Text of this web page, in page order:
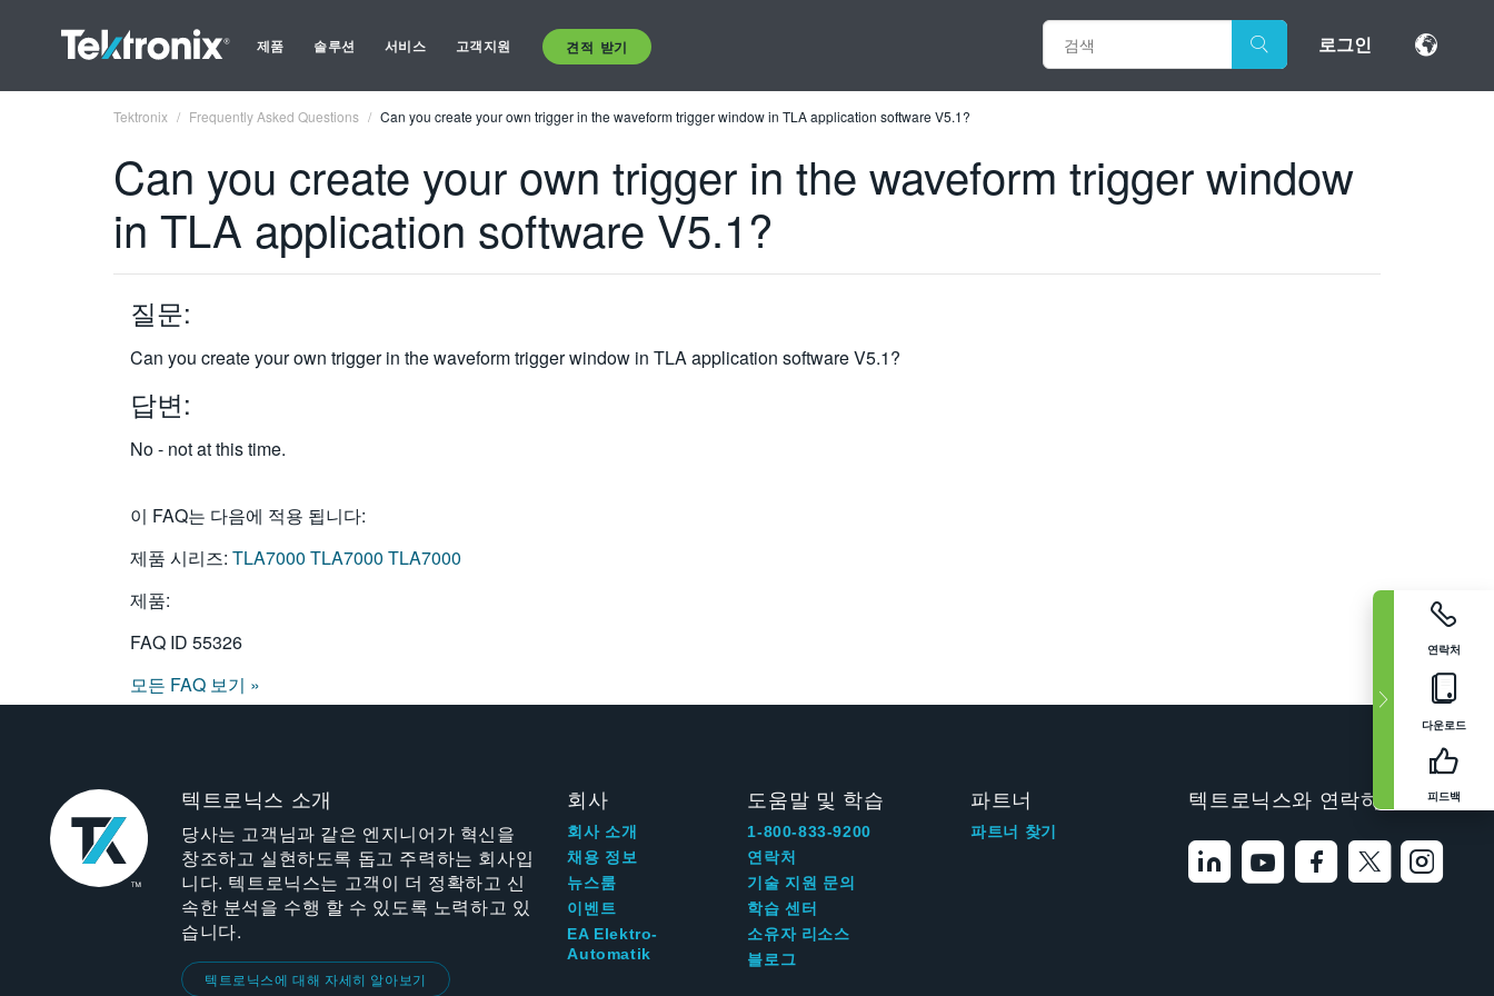
제품 솔루션 서비스 고객지원 견적 받기 로그인
연락처
다운로드
피드백
Tektronix Frequently Asked Questions Can you create your own trigger in the waveform trigger window in TLA application software V5.1?
Can you create your own trigger in the waveform trigger window
in TLA application software V5.1?
질문:
Can you create your own trigger in the waveform trigger window in TLA application software V5.1?
답변:
No - not at this time.
이 FAQ는 다음에 적용 됩니다:
제품 시리즈: TLA7000 TLA7000 TLA7000
제품:
FAQ ID 55326
모든 FAQ 보기 »
텍트로닉스 소개
당사는 고객님과 같은 엔지니어가 혁신을
창조하고 실현하도록 돕고 주력하는 회사입
니다. 텍트로닉스는 고객이 더 정확하고 신
속한 분석을 수행 할 수 있도록 노력하고 있
습니다.
텍트로닉스에 대해 자세히 알아보기
회사
회사 소개
채용 정보
뉴스룸
이벤트
EA Elektro-
Automatik
도움말 및 학습
1-800-833-9200
연락처
기술 지원 문의
학습 센터
소유자 리소스
블로그
파트너
파트너 찾기
텍트로닉스와 연락하기